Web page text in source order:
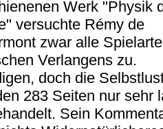
Werk "Physik
versuchte Rémy de
zwar alle
Verlangens zu.
doch die
283 Seiten nur sehr
Sein